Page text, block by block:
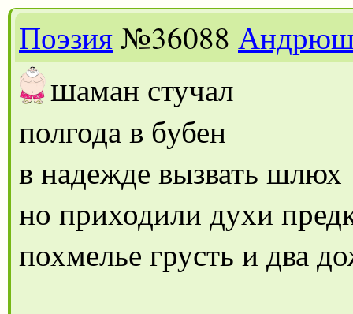
Поэзия№36088
шаман стучал
полгода в бубен
в надежде вызвать шлюх
но приходили духи
похмелье грусть и два